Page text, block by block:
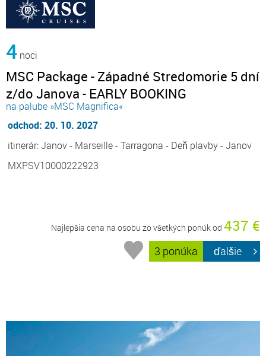
4 noci
MSC Package - Západné Stredomorie 5 dní
z/do Janova - EARLY BOOKING
na palube »MSC Magnifica«
odchod: 20. 10. 2027
itinerár: Janov - Marseille - Tarragona - Deň plavby - Janov
MXPSV10000222923
Najlepšia cena na osobu zo všetkých ponúk od 437 €
3 ponúka ďalšie